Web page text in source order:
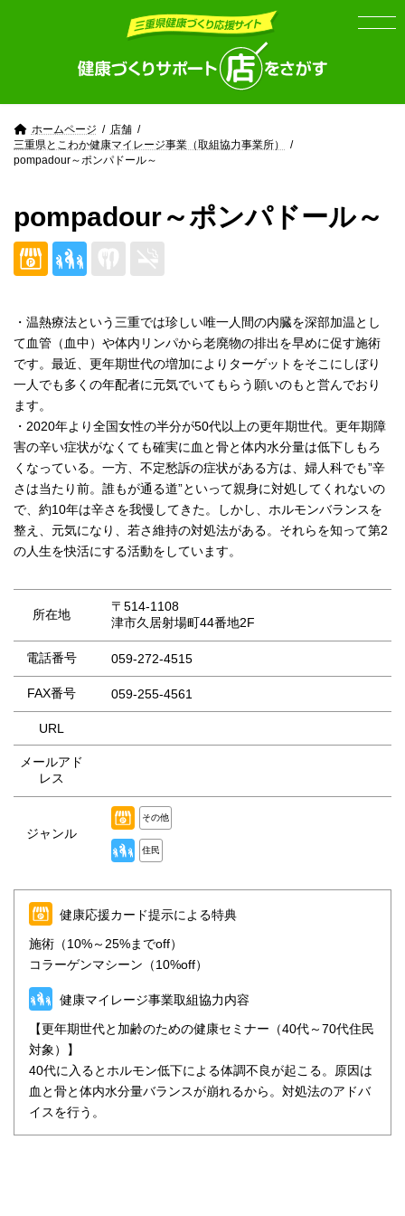
ホームページ
店舗
三重県とこわか健康マイレージ事業（取組協力事業所）
pompadour～ポンパドール～
pompadour～ポンパドール～
・温熱療法という三重では珍しい唯一人間の内臓を深部加温とし
て血管（血中）や体内リンパから老廃物の排出を早めに促す施術
です。最近、更年期世代の増加によりターゲットをそこにしぼり
一人でも多くの年配者に元気でいてもらう願いのもと営んでおり
ます。
・2020年より全国女性の半分が50代以上の更年期世代。更年期障
害の辛い症状がなくても確実に血と骨と体内水分量は低下しもろ
くなっている。一方、不定愁訴の症状がある方は、婦人科でも”辛
さは当たり前。誰もが通る道”といって親身に対処してくれないの
で、約10年は辛さを我慢してきた。しかし、ホルモンバランスを
整え、元気になり、若さ維持の対処法がある。それらを知って第2
の人生を快活にする活動をしています。
所在地
〒514-1108
津市久居射場町44番地2F
電話番号 059-272-4515
FAX番号 059-255-4561
URL
メールアド
レス
ジャンル
その他
住民
健康応援カード提示による特典
施術（10%～25%までoff）
コラーゲンマシーン（10%off）
健康マイレージ事業取組協力内容
【更年期世代と加齢のための健康セミナー（40代～70代住民
対象）】
40代に入るとホルモン低下による体調不良が起こる。原因は
血と骨と体内水分量バランスが崩れるから。対処法のアドバ
イスを行う。